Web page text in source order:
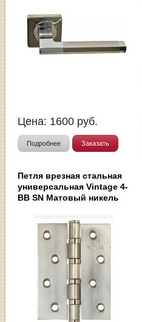
Цена: 1600 руб.
Подробнее Заказать
Петля врезная стальная
универсальная Vintage 4-
BB SN Матовый никель